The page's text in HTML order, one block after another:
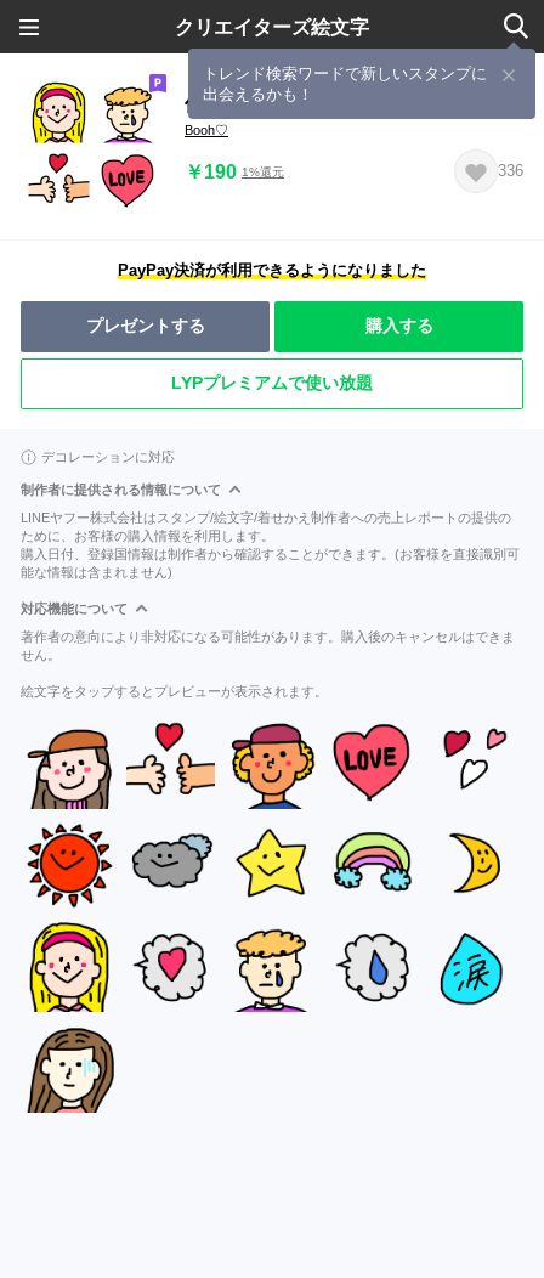
クリエイターズ絵文字
トレンド検索ワードで新しいスタンプに
出会えるかも！
使える!!! 可愛い 手描き no 絵文字★
Booh♡
￥190 1%還元 336
PayPay決済が利用できるようになりました
プレゼントする 購入する
LYPプレミアムで使い放題
デコレーションに対応
制作者に提供される情報について
LINEヤフー株式会社はスタンプ/絵文字/着せかえ制作者への売上レポートの提供の
ために、お客様の購入情報を利用します。
購入日付、登録国情報は制作者から確認することができます。(お客様を直接識別可
能な情報は含まれません)
対応機能について
著作者の意向により非対応になる可能性があります。購入後のキャンセルはできま
せん。
絵文字をタップするとプレビューが表示されます。